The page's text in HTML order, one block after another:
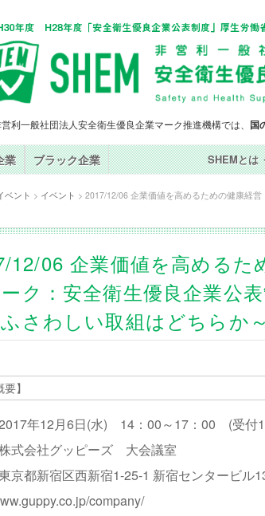
利一般社団法人安全衛生優良企業マーク推進機構では、 国
業 ブラック企業 SHEMとは
ベント > イベント > 2017/12/06 企業価値を高めるための健康経
12/06 企業価値を高めるた
ーク：安全衛生優良企業公
さわしい取組はどちらか
】
年12月6日(水) 14：00～17：00 (受付
式会社グッピーズ 大会議室
京都新宿区西新宿1-25-1 新宿センタービル
company/